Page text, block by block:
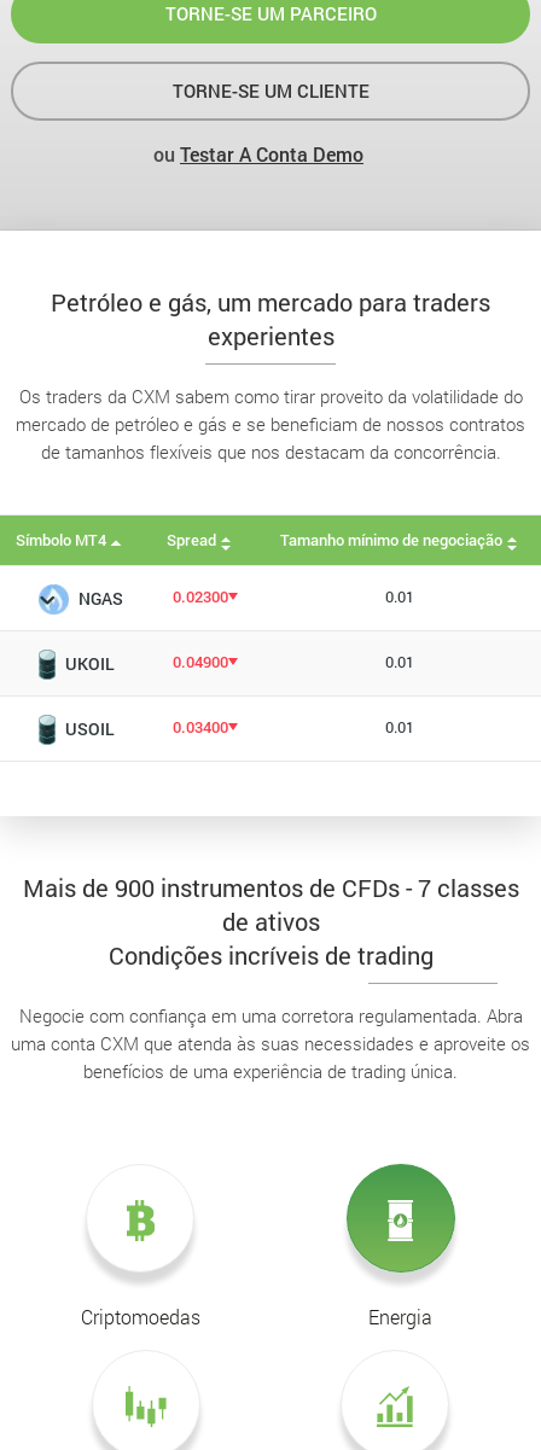
TORNE-SE UM PARCEIRO
TORNE-SE UM CLIENTE
ou Testar A Conta Demo
Petróleo e gás, um mercado para traders
experientes
Os traders da CXM sabem como tirar proveito da volatilidade do
mercado de petróleo e gás e se beneficiam de nossos contratos
de tamanhos flexíveis que nos destacam da concorrência.
Símbolo MT4 Spread Tamanho mínimo de negociação
NGAS 0.02300 0.01
UKOIL 0.04900 0.01
USOIL 0.03400 0.01
Mais de 900 instrumentos de CFDs - 7 classes
de ativos
Condições incríveis de trading
Negocie com confiança em uma corretora regulamentada. Abra
uma conta CXM que atenda às suas necessidades e aproveite os
benefícios de uma experiência de trading única.
Criptomoedas Energia